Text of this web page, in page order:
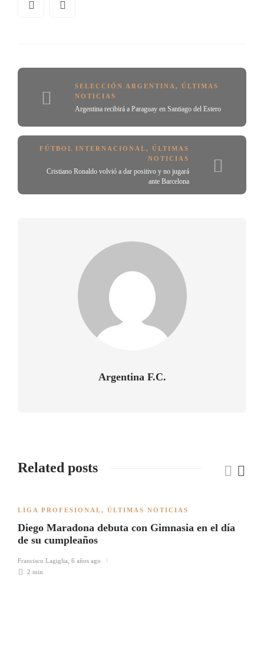
SELECCIÓN ARGENTINA , ÚLTIMAS
NOTICIAS
Argentina recibirá a Paraguay en Santiago del Estero
FÚTBOL INTERNACIONAL, ÚLTIMAS
NOTICIAS
Cristiano Ronaldo volvió a dar positivo y no jugará
ante Barcelona
Argentina F.C.
Related posts
LIGA PROFESIONAL, ÚLTIMAS NOTICIAS
Diego Maradona debuta con Gimnasia en el día
de su cumpleaños
Francisco Lagiglia 6 años ago
2 min